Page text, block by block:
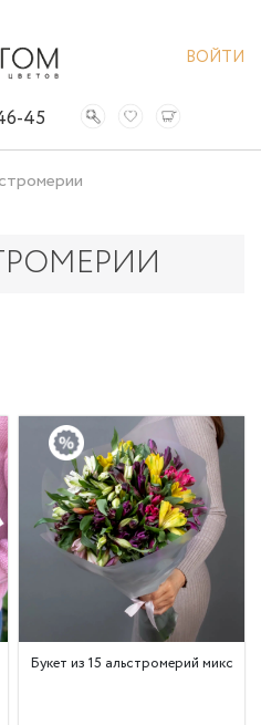
ВОЙТИ
45
Букет из 15 альстромерий микс